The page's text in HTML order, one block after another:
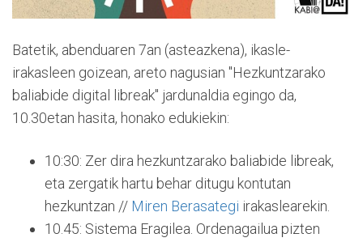
Batetik, abenduaren 7an (asteazkena), ikasle-
irakasleen goizean, areto nagusian "Hezkuntzarako
baliabide digital libreak" jardunaldia egingo da,
10.30etan hasita, honako edukiekin:
10:30: Zer dira hezkuntzarako baliabide libreak,
eta zergatik hartu behar ditugu kontutan
hezkuntzan // Miren Berasategi irakaslearekin.
10.45: Sistema Eragilea. Ordenagailua pizten